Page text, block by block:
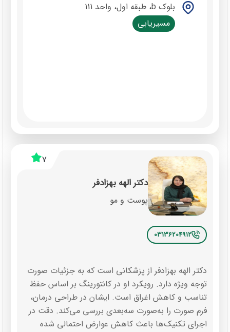
بلوک b، طبقه اول، واحد 111
مسیریابی
7
دکتر الهه بهزادفر
پوست و مو
03136204912
دکتر الهه بهزادفر از پزشکانی است که به جزئیات صورت
توجه ویژه دارد. رویکرد او در کانتورینگ بر اساس حفظ
تناسب و کاهش اغراق است. ایشان در طراحی درمان،
فرم صورت را به‌صورت سه‌بعدی بررسی می‌کند. دقت در
اجرای تکنیک‌ها باعث کاهش عوارض احتمالی شده